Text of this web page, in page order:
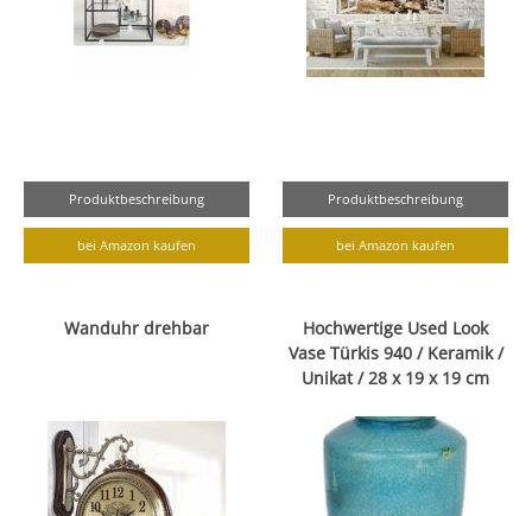
Produktbeschreibung
bei Amazon kaufen
Produktbeschreibung
bei Amazon kaufen
Wanduhr drehbar
Hochwertige Used Look
Vase Türkis 940 / Keramik /
Unikat / 28 x 19 x 19 cm